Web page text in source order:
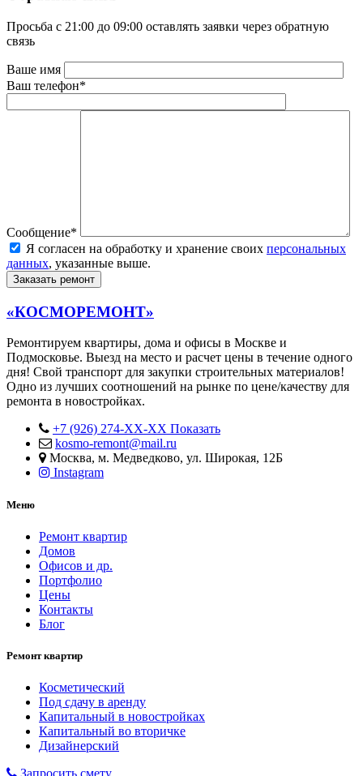
Просьба с 21:00 до 09:00 оставлять заявки через обратную
связь
Ваше имя
Ваш телефон*
Сообщение*
Я согласен на обработку и хранение своих персональных
данных, указанные выше.
«КОСМОРЕМОНТ»
Ремонтируем квартиры, дома и офисы в Москве и
Подмосковье. Выезд на место и расчет цены в течение одного
дня! Свой транспорт для закупки строительных материалов!
Одно из лучших соотношений на рынке по цене/качеству для
ремонта в новостройках.
+7 (926) 274-XX-XX Показать
kosmo-remont@mail.ru
Москва, м. Медведково, ул. Широкая, 12Б
Instagram
Меню
Ремонт квартир
Домов
Офисов и др.
Портфолио
Цены
Контакты
Блог
Ремонт квартир
Косметический
Под сдачу в аренду
Капитальный в новостройках
Капитальный во вторичке
Дизайнерский
Запросить смету